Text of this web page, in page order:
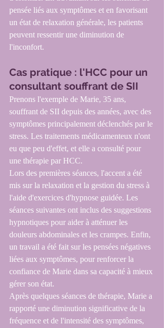
pensée liés aux symptômes et en favorisant
un état de relaxation générale, les patients
peuvent ressentir une diminution de
l'inconfort.
Cas pratique : l'HCC pour un
consultant souffrant de SII
Prenons l'exemple de Marie, 35 ans,
souffrant de SII depuis des années, avec des
symptômes principalement déclenchés par le
stress. Les traitements médicamenteux n'ont
eu que peu d'effet, et elle a consulté pour
une thérapie par HCC.
Lors des premières séances, l'accent a été
mis sur la relaxation et la gestion du stress à
l'aide d'exercices d'hypnose guidée. Les
séances suivantes ont inclus des suggestions
hypnotiques pour aider à atténuer les
douleurs abdominales et les crampes. Enfin,
un travail a été fait sur les pensées négatives
liées aux symptômes, pour renforcer la
confiance de Marie dans sa capacité à mieux
gérer son état.
Après quelques séances de thérapie, Marie a
rapporté une diminution significative de la
fréquence et de l'intensité des symptômes,